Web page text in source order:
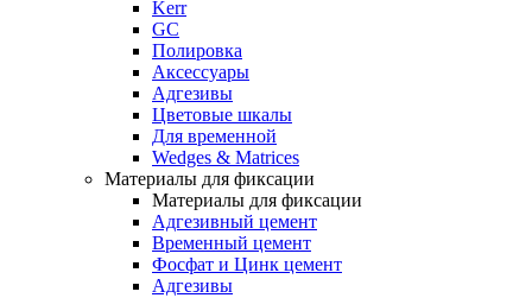
Kerr
GC
Полировка
Аксессуары
Адгезивы
Цветовые шкалы
Для временной
Wedges & Matrices
Материалы для фиксации
Материалы для фиксации
Адгезивный цемент
Временный цемент
Фосфат и Цинк цемент
Адгезивы